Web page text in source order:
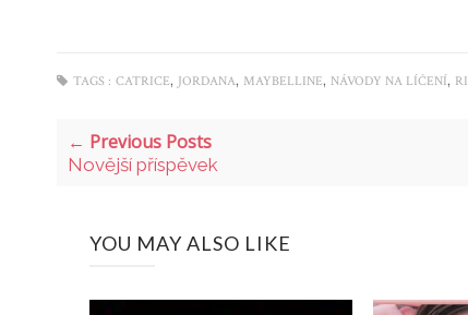
TAGS : CATRICE, JORDANA, MAYBELLINE, NÁVODY NA LÍČENÍ,
← Previous Posts
Novější příspěvek
YOU MAY ALSO LIKE